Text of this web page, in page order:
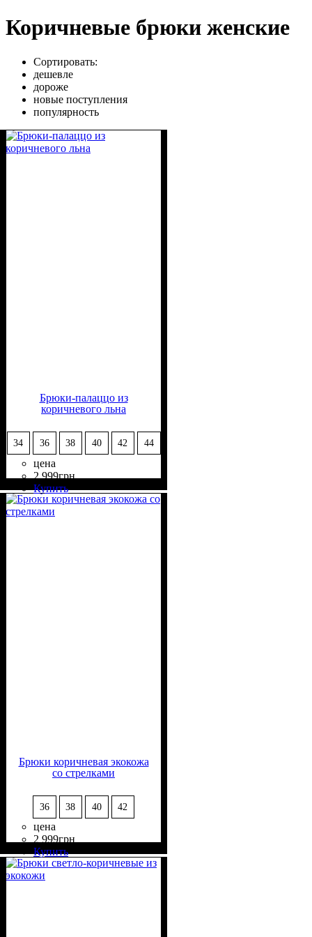
Коричневые брюки женские
Сортировать:
дешевле
дороже
новые поступления
популярность
Брюки-палаццо из
коричневого льна
34 36 38 40 42 44
цена
2 999грн
Купить
Состав ткани
Крой: свободный
Длина: макси
Стиль: casual
Брюки коричневая экокожа
со стрелками
36 38 40 42
цена
2 999грн
Купить
Состав ткани
Полиэстер
Крой: свободный
Длина: в пол
Стиль: casual